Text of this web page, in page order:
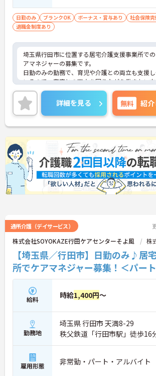
日勤のみ ブランクOK ボーナス・賞与あり 社会保険
退職金制度あり
埼玉県行田市に位置する居宅介護支援事業所で
アマネジャーの募集です。
日勤のみの勤務で、育児や介護との両立も支援し
いるので、家庭との両立を図りながら働きたい
ぴったりです♪
特別報酬支給あり、昇給・賞与もありなのでモチ
ーションアップに繋がります☆
ご興味のある方はご面接のポイントをお伝えし
のでお気軽にお問い合わせください！
詳細を見る 無料 紹介
通所介護（デイサービス）
株式会社SOYOKAZE行田ケアセンターそよ風 株
【埼玉県／行田市】日勤のみ♪居
所でケアマネジャー募集！＜パー
給料 時給1,400円～
勤務地
埼玉県 行田市 天満8-29
秩父鉄道「行田市駅」徒歩16
雇用形態 非常勤・パート・アルバイト